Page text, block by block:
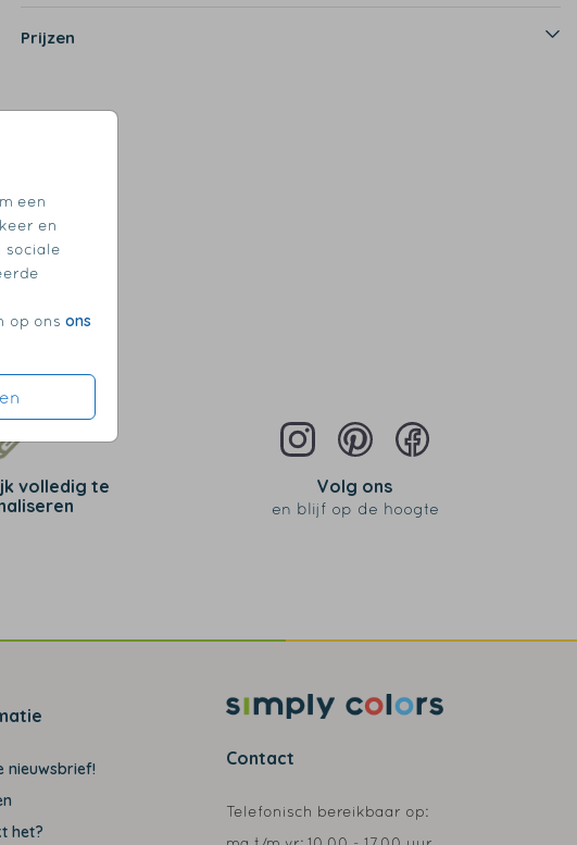
een
en
sociale
op ons ons
Prijzen
volledig te
Volg ons
en blijf op de hoogte
nieuwsbrief!
het?
Contact
Telefonisch bereikbaar op: